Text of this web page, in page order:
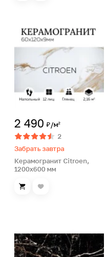
2 490 ₽/м²
2
Забрать завтра
Керамогранит Citroen,
1200х600 мм